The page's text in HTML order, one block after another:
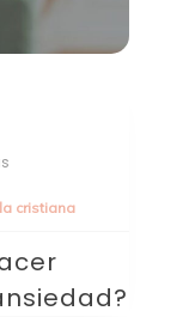
cristiana